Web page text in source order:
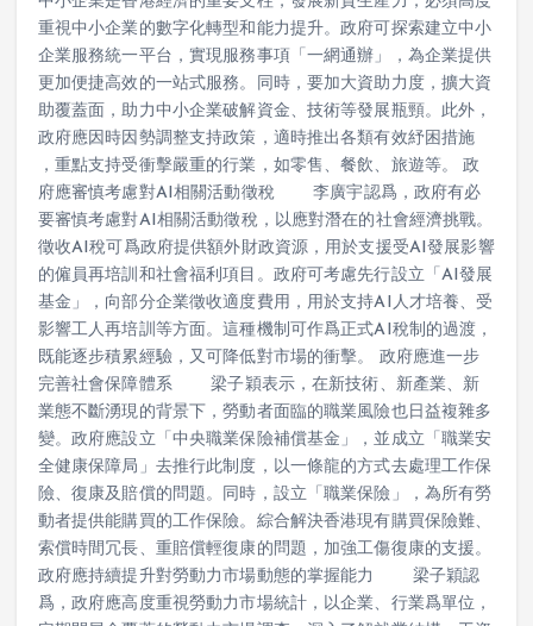
中小企業是香港經濟的重要支柱，發展新質生產力，必須高度
重視中小企業的數字化轉型和能力提升。政府可探索建立中小
企業服務統一平台，實現服務事項「一網通辦」，為企業提供
更加便捷高效的一站式服務。同時，要加大資助力度，擴大資
助覆蓋面，助力中小企業破解資金、技術等發展瓶頸。此外，
政府應因時因勢調整支持政策，適時推出各類有效紓困措施
，重點支持受衝擊嚴重的行業，如零售、餐飲、旅遊等。 政
府應審慎考慮對AI相關活動徵稅 李廣宇認爲，政府有必
要審慎考慮對AI相關活動徵稅，以應對潛在的社會經濟挑戰。
徵收AI稅可爲政府提供額外財政資源，用於支援受AI發展影響
的僱員再培訓和社會福利項目。政府可考慮先行設立「AI發展
基金」，向部分企業徵收適度費用，用於支持AI人才培養、受
影響工人再培訓等方面。這種機制可作爲正式AI稅制的過渡，
既能逐步積累經驗，又可降低對市場的衝擊。 政府應進一步
完善社會保障體系 梁子穎表示，在新技術、新產業、新
業態不斷湧現的背景下，勞動者面臨的職業風險也日益複雜多
變。政府應設立「中央職業保險補償基金」，並成立「職業安
全健康保障局」去推行此制度，以一條龍的方式去處理工作保
險、復康及賠償的問題。同時，設立「職業保險」，為所有勞
動者提供能購買的工作保險。綜合解決香港現有購買保險難、
索償時間冗長、重賠償輕復康的問題，加強工傷復康的支援。
政府應持續提升對勞動力市場動態的掌握能力 梁子穎認
爲，政府應高度重視勞動力市場統計，以企業、行業爲單位，